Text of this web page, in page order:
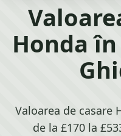
Honda
Valoarea de casare
de la £170 la